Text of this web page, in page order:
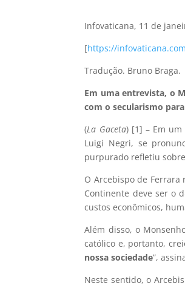
Infovaticana, 11 de
[https://
Tradução. Bruno Braga.
Em uma entrevista, o
com o secularismo
(La Gaceta) [1] – Em
Luigi Negri, se
purpurado refletiu
O Arcebispo de
Continente deve ser o
custos econômicos,
Além disso, o
católico e, portanto,
nossa sociedade”,
Neste sentido, o